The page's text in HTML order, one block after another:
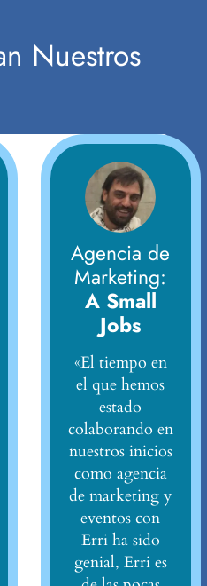
Nuestros
Agencia de
Marketing:
A Small
Jobs
«El tiempo en
el que hemos
estado
colaborando en
nuestros inicios
como agencia
de marketing y
eventos con
Erri ha sido
genial, Erri es